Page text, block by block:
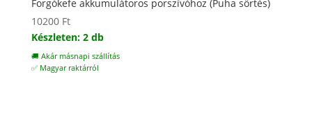
Forgókefe akkumulátoros porszívóhoz (Puha sörtés)
10200 Ft
Készleten: 2 db
🚚 Akár másnapi szállítás
✅ Magyar raktárról